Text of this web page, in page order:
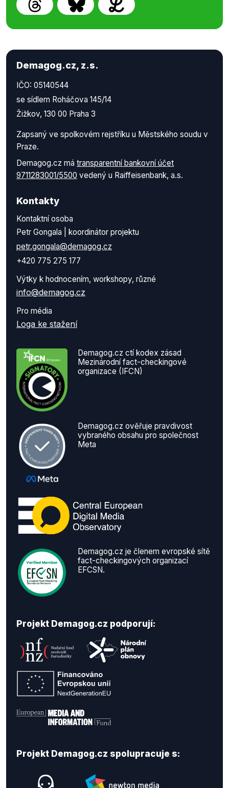
Demagog.cz, z.s.
IČO: 05140544
se sídlem Roháčova 145/14
Žižkov, 130 00 Praha 3
Zapsaný ve spolkovém rejstříku u Městského soudu v
Praze.
Demagog.cz má transparentní bankovní účet
9711283001/5500 vedený u Raiffeisenbank, a.s.
Kontakty
Kontaktní osoba
Petr Gongala | koordinátor projektu
petr.gongala@demagog.cz
+420 775 275 177
Výtky k hodnocením, workshopy, různé
info@demagog.cz
Pro média
Loga ke stažení
Demagog.cz ctí kodex zásad
Mezinárodní fact-checkingové
organizace (IFCN)
Demagog.cz ověřuje pravdivost
vybraného obsahu pro společnost
Meta
Demagog.cz je členem evropské sítě
fact-checkingových organizací
EFCSN.
Projekt Demagog.cz podporují:
Projekt Demagog.cz spolupracuje s: